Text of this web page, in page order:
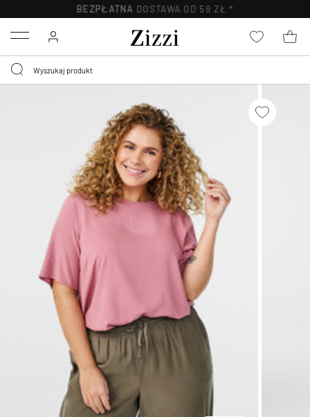
BEZPŁATNA DOSTAWA OD 59 ZŁ *
Menu